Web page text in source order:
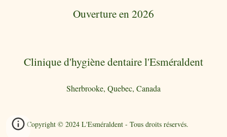
Ouverture en 2026
Clinique d'hygiène dentaire l'Esméraldent
Sherbrooke, Quebec, Canada
Copyright © 2024 L'Esméraldent - Tous droits réservés.